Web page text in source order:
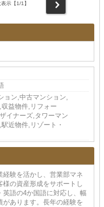
示【1/1】
ョン,中古マンション,
益物件,リフォー
イナーズ,タワーマン
近物件,リゾート・
経験を活かし、営業部マネ
の資産形成をサポートし
語の4か国語に対応し、幅
あります。長年の経験を